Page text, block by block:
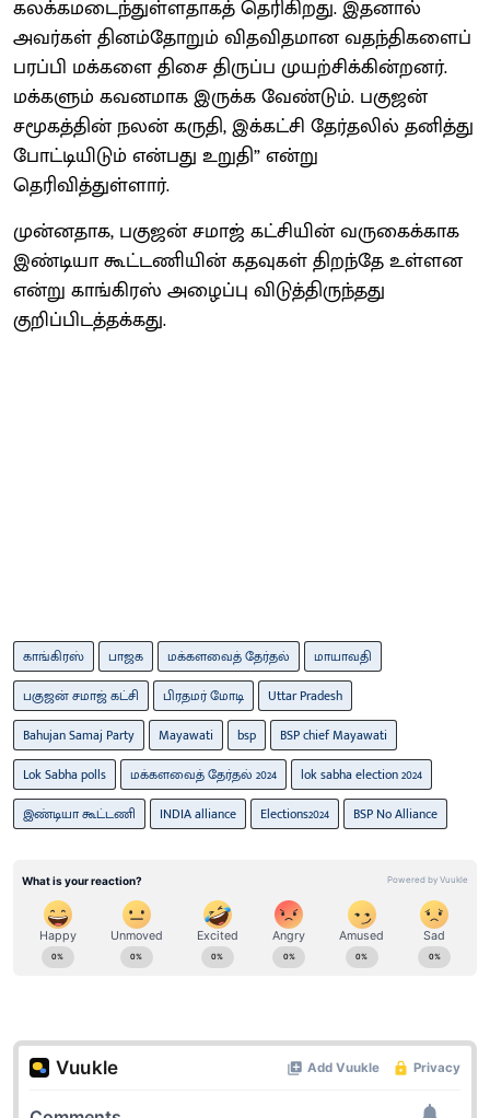
கலக்கமடைந்துள்ளதாகத் தெரிகிறது. இதனால்
அவர்கள் தினம்தோறும் விதவிதமான வதந்திகளைப்
பரப்பி மக்களை திசை திருப்ப முயற்சிக்கின்றனர்.
மக்களும் கவனமாக இருக்க வேண்டும். பகுஜன்
சமூகத்தின் நலன் கருதி, இக்கட்சி தேர்தலில் தனித்து
போட்டியிடும் என்பது உறுதி” என்று
தெரிவித்துள்ளார்.
முன்னதாக, பகுஜன் சமாஜ் கட்சியின் வருகைக்காக
இண்டியா கூட்டணியின் கதவுகள் திறந்தே உள்ளன
என்று காங்கிரஸ் அழைப்பு விடுத்திருந்தது
குறிப்பிடத்தக்கது.
காங்கிரஸ் பாஜக மக்களவைத் தேர்தல்
மாயாவதி
பகுஜன் சமாஜ் கட்சி
பிரதமர் மோடி
Uttar Pradesh
Bahujan Samaj Party
Mayawati bsp
BSP chief Mayawati
Lok Sabha polls
மக்களவைத் தேர்தல் 2024
lok sabha election 2024
இண்டியா கூட்டணி
INDIA alliance Elections2024 BSP No Alliance